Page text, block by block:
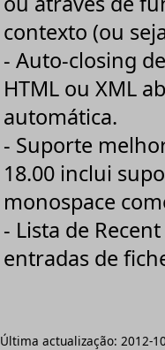
contexto (ou
- Auto-closing
HTML ou XML
automática.
- Suporte
18.00 inclui
monospace
- Lista de
entradas de
Última actualização: 2012-